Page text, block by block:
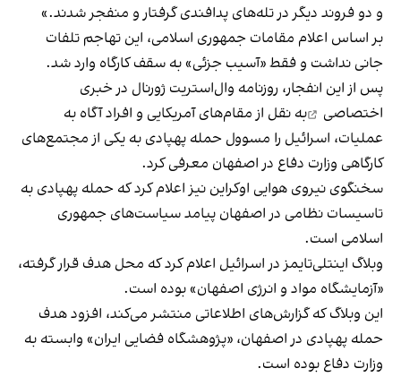
و دو فروند دیگر در تله‌های پدافندی گرفتار و منفجر شدند.»
بر اساس اعلام مقامات جمهوری اسلامی، این تهاجم تلفات
جانی نداشت و فقط «آسیب جزئی» به سقف کارگاه وارد شد.
پس از این انفجار، روزنامه وال‌استریت ژورنال در خبری
اختصاصی
به نقل از مقام‌های آمریکایی و افراد آگاه به
عملیات، اسرائیل را مسوول حمله پهپادی به یکی از مجتمع‌های
کارگاهی وزارت دفاع در اصفهان معرفی کرد.
سخنگوی نیروی هوایی اوکراین نیز اعلام کرد که حمله پهپادی به
تاسیسات نظامی در اصفهان پیامد سیاست‌های جمهوری
اسلامی است.
وبلاگ اینتلی‌تایمز در اسرائیل اعلام کرد که محل هدف قرار گرفته،
«آزمایشگاه مواد و انرژی اصفهان» بوده است.
این وبلاگ که گزارش‌های اطلاعاتی منتشر می‌کند، افزود هدف
حمله پهپادی در اصفهان، «پژوهشگاه فضایی ایران» وابسته به
وزارت دفاع بوده است.